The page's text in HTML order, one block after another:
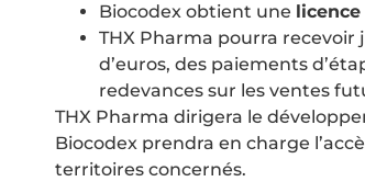
Biocodex obtient une
THX Pharma pourra recevoir
d’euros, des paiements
redevances sur les ventes
THX Pharma dirigera le
Biocodex prendra en charge
territoires concernés.